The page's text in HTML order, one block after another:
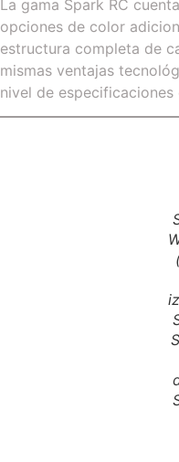
La gama Spark RC
opciones de color
estructura completa de
mismas ventajas
nivel de especificaciones